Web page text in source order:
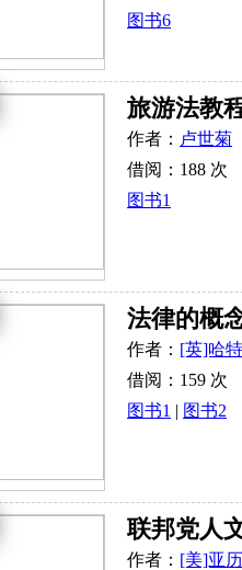
图书6
旅游法教
作者： 卢世菊
借阅：188 次
图书1
法律的概
作者： [英]哈特
借阅：159 次
图书1 | 图书2
联邦党人
作者： [美]亚